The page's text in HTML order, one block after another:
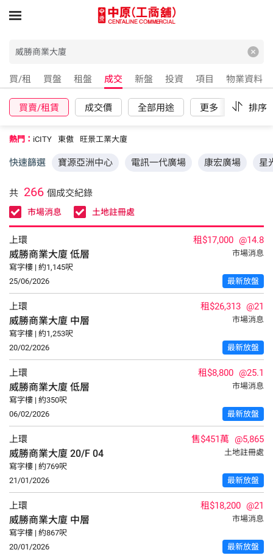
買/租 買盤 租盤 成交 新盤 投資 項目 物業資料
買賣/租賃 成交價 全部用途 更多 重設
排序
熱門： iCITY 東傲 旺景工業大廈
快速篩選 寶源亞洲中心 電訊一代廣場 康宏廣場 星
共 266 個成交紀錄
市場消息 土地註冊處
上環 租$17,000 @14.8
威勝商業大廈 低層
市場消息
寫字樓 | 約1,145呎
25/06/2026
最新放盤
上環 租$26,313 @21
威勝商業大廈 中層
市場消息
寫字樓 | 約1,253呎
20/02/2026
最新放盤
上環 租$8,800 @25.1
威勝商業大廈 低層
市場消息
寫字樓 | 約350呎
06/02/2026
最新放盤
上環 售$451萬 @5,865
威勝商業大廈 20/F 04
土地註冊處
寫字樓 | 約769呎
21/01/2026
最新放盤
上環 租$18,200 @21
威勝商業大廈 中層
市場消息
寫字樓 | 約867呎
20/01/2026
最新放盤